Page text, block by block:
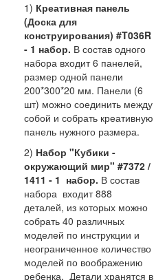
1) Креативная панель
(Доска для
конструирования) #T036R
- 1 набор. В состав одного
набора входит 6 панелей,
размер одной панели
200*300*20 мм. Панели (6
шт) можно соединить между
собой и собрать креативную
панель нужного размера.
2) Набор "Кубики -
окружающий мир" #7372 /
1411 - 1 набор. В состав
набора входит 888
деталей, из которых можно
собрать 40 различных
моделей по инструкции и
неограниченное количество
моделей по воображению
ребенка. Детали хранятся в